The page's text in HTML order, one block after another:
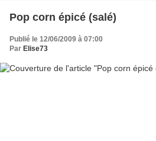
Pop corn épicé (salé)
Publié le 12/06/2009 à 07:00
Par Elise73